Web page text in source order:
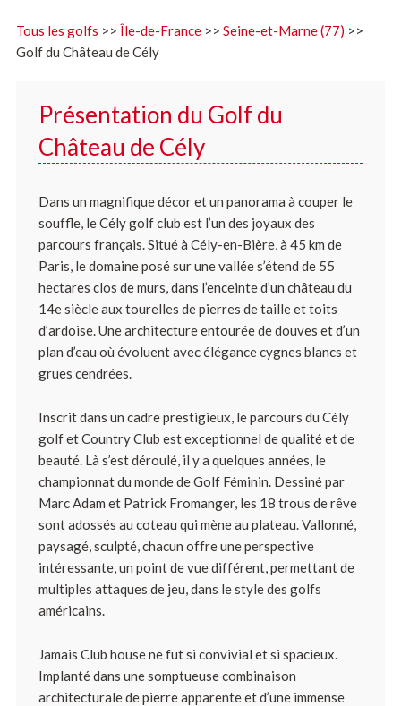
Tous les golfs >> Île-de-France>> Seine-et-Marne (77) >>
Golf du Château de Cély
Présentation du Golf du
Château de Cély
Dans un magnifique décor et un panorama à couper le
souffle, le Cély golf club est l’un des joyaux des
parcours français. Situé à Cély-en-Bière, à 45 km de
Paris, le domaine posé sur une vallée s’étend de 55
hectares clos de murs, dans l’enceinte d’un château du
14e siècle aux tourelles de pierres de taille et toits
d’ardoise. Une architecture entourée de douves et d’un
plan d’eau où évoluent avec élégance cygnes blancs et
grues cendrées.
Inscrit dans un cadre prestigieux, le parcours du Cély
golf et Country Club est exceptionnel de qualité et de
beauté. Là s’est déroulé, il y a quelques années, le
championnat du monde de Golf Féminin. Dessiné par
Marc Adam et Patrick Fromanger, les 18 trous de rêve
sont adossés au coteau qui mène au plateau. Vallonné,
paysagé, sculpté, chacun offre une perspective
intéressante, un point de vue différent, permettant de
multiples attaques de jeu, dans le style des golfs
américains.
Jamais Club house ne fut si convivial et si spacieux.
Implanté dans une somptueuse combinaison
architecturale de pierre apparente et d’une immense